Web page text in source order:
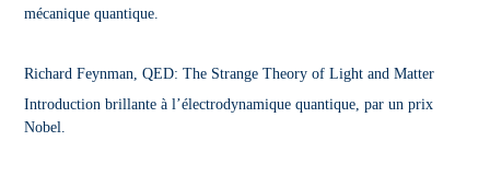
mécanique quantique.
Richard Feynman, QED: The Strange Theory of Light and Matter
Introduction brillante à l’électrodynamique quantique, par un prix
Nobel.